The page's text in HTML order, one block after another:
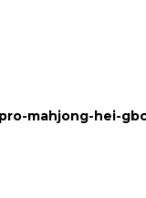
mahjong-hei-